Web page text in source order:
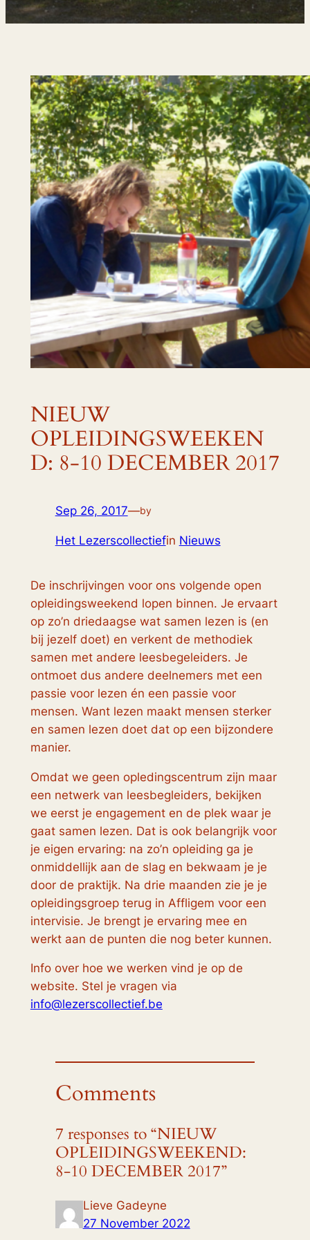
NIEUW
OPLEIDINGSWEEKEN
D: 8-10 DECEMBER 2017
Sep 26, 2017—by
Het Lezerscollectiefin Nieuws
De inschrijvingen voor ons volgende open
opleidingsweekend lopen binnen. Je ervaart
op zo’n driedaagse wat samen lezen is (en
bij jezelf doet) en verkent de methodiek
samen met andere leesbegeleiders. Je
ontmoet dus andere deelnemers met een
passie voor lezen én een passie voor
mensen. Want lezen maakt mensen sterker
en samen lezen doet dat op een bijzondere
manier.
Omdat we geen opledingscentrum zijn maar
een netwerk van leesbegleiders, bekijken
we eerst je engagement en de plek waar je
gaat samen lezen. Dat is ook belangrijk voor
je eigen ervaring: na zo’n opleiding ga je
onmiddellijk aan de slag en bekwaam je je
door de praktijk. Na drie maanden zie je je
opleidingsgroep terug in Affligem voor een
intervisie. Je brengt je ervaring mee en
werkt aan de punten die nog beter kunnen.
Info over hoe we werken vind je op de
website. Stel je vragen via
info@lezerscollectief.be
Comments
7 responses to “NIEUW
OPLEIDINGSWEEKEND:
8-10 DECEMBER 2017”
Lieve Gadeyne
27 November 2022